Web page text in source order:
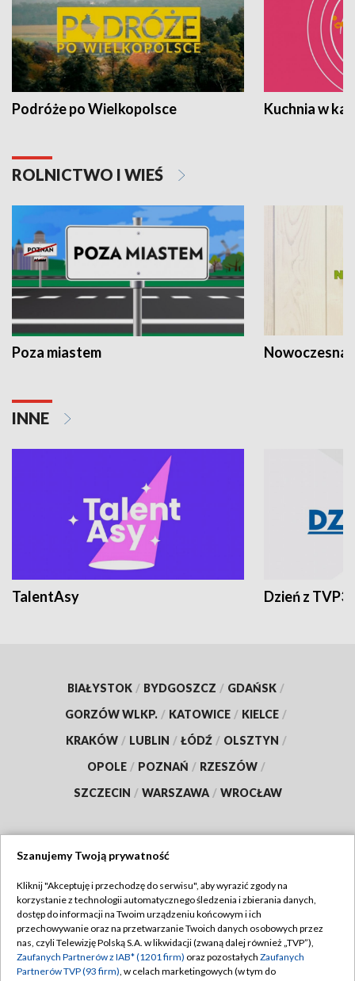
Podróże po Wielkopolsce Kuchnia w
ROLNICTWO I WIEŚ
Poza miastem Nowoczesna
INNE
TalentAsy Dzień z TVP3
BIAŁYSTOK / BYDGOSZCZ / GDAŃSK /
GORZÓW WLKP. / KATOWICE / KIELCE /
KRAKÓW / LUBLIN / ŁÓDŹ / OLSZTYN /
OPOLE / POZNAŃ / RZESZÓW /
SZCZECIN / WARSZAWA / WROCŁAW
TVP
Abonament TVP
Emisja w TVP
Regulamin TVP
Polityka prywatności
Szanujemy Twoją prywatność
Kliknij "Akceptuję i przechodzę do serwisu", aby wyrazić zgody na
korzystanie z technologii automatycznego śledzenia i zbierania danych,
dostęp do informacji na Twoim urządzeniu końcowym i ich
przechowywanie oraz na przetwarzanie Twoich danych osobowych przez
nas, czyli Telewizję Polską S.A. w likwidacji (zwaną dalej również „TVP”),
Zaufanych Partnerów z IAB* (1201 firm) oraz pozostałych Zaufanych
Partnerów TVP (93 firm), w celach marketingowych (w tym do